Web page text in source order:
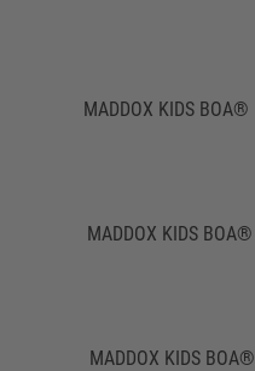
MADDOX KIDS
MADDOX KIDS
MADDOX KIDS